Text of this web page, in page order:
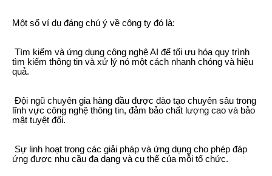
Một số ví dụ đáng chú ý về công ty đó là:
Tìm kiếm và ứng dụng công nghệ AI để tối ưu hóa quy trình
tìm kiếm thông tin và xử lý nó một cách nhanh chóng và hiệu
quả.
Đội ngũ chuyên gia hàng đầu được đào tạo chuyên sâu trong
lĩnh vực công nghệ thông tin, đảm bảo chất lượng cao và bảo
mật tuyệt đối.
Sự linh hoạt trong các giải pháp và ứng dụng cho phép đáp
ứng được nhu cầu đa dạng và cụ thể của mỗi tổ chức.